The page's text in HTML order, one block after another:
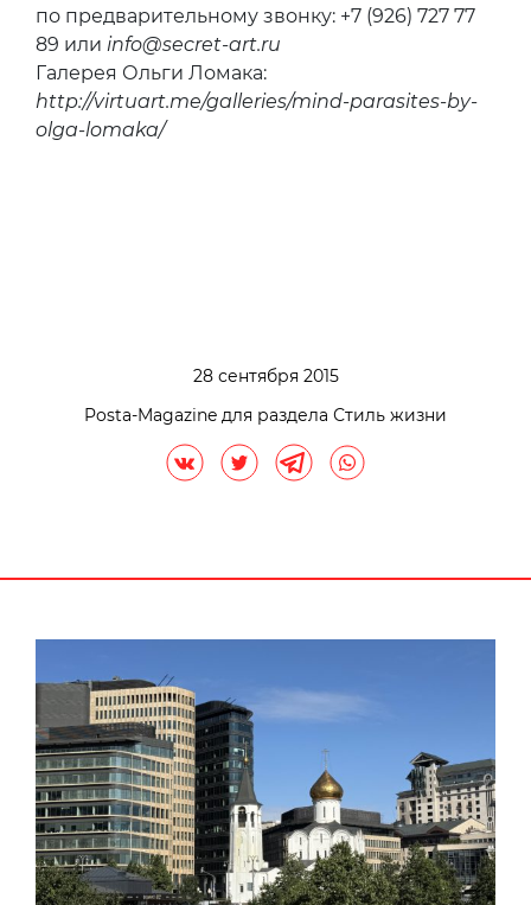
по предварительному звонку: ‪+7 (926) 727 77
89‬ или info@secret-art.ru
Галерея Ольги Ломака:
http://virtuart.me/galleries/mind-parasites-by-
olga-lomaka/
28 сентября 2015
Posta-Magazine для раздела Стиль жизни